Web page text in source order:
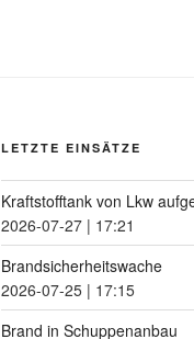
LETZTE EINSÄTZE
Kraftstofftank von Lkw
2026-07-27| 17:21
Brandsicherheitswache
2026-07-25| 17:15
Brand in Schuppenanbau